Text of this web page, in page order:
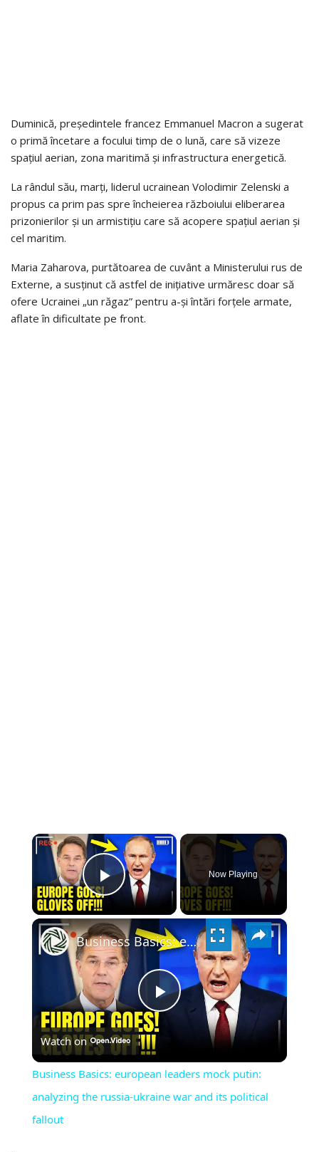
Duminică, președintele francez Emmanuel Macron a sugerat
o primă încetare a focului timp de o lună, care să vizeze
spațiul aerian, zona maritimă și infrastructura energetică.
La rândul său, marți, liderul ucrainean Volodimir Zelenski a
propus ca prim pas spre încheierea războiului eliberarea
prizonierilor și un armistițiu care să acopere spațiul aerian și
cel maritim.
Maria Zaharova, purtătoarea de cuvânt a Ministerului rus de
Externe, a susținut că astfel de inițiative urmăresc doar să
ofere Ucrainei „un răgaz” pentru a-și întări forțele armate,
aflate în dificultate pe front.
×
PLAY
VIDEO
Now Playing
×
PLAY
VIDEO
Business Basics: european leaders mock putin: analyzing the russia-ukraine war and its political fallout
Watch on
Business Basics: european leaders mock putin:
analyzing the russia-ukraine war and its political
fallout